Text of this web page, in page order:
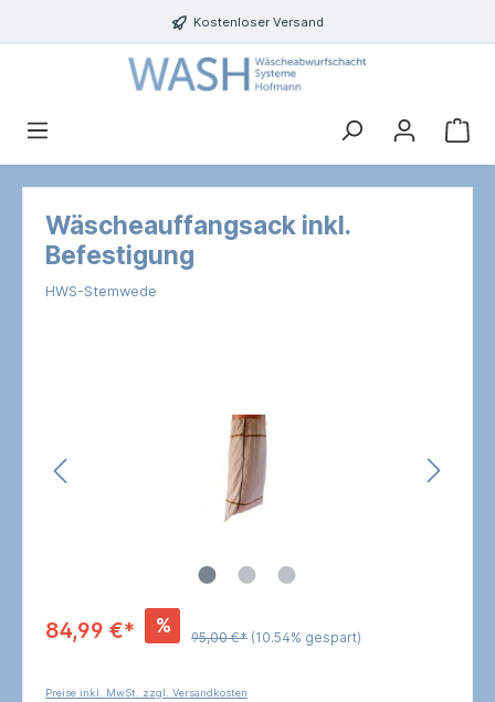
Kostenloser Versand
Wäscheauffangsack inkl.
Befestigung
HWS-Stemwede
84,99 €* %
95,00 €* (10.54% gespart)
Preise inkl. MwSt. zzgl. Versandkosten